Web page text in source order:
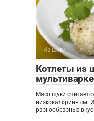
Из щуки
Котлеты из
Мясо щуки
низкокалорийным.
разнообразных